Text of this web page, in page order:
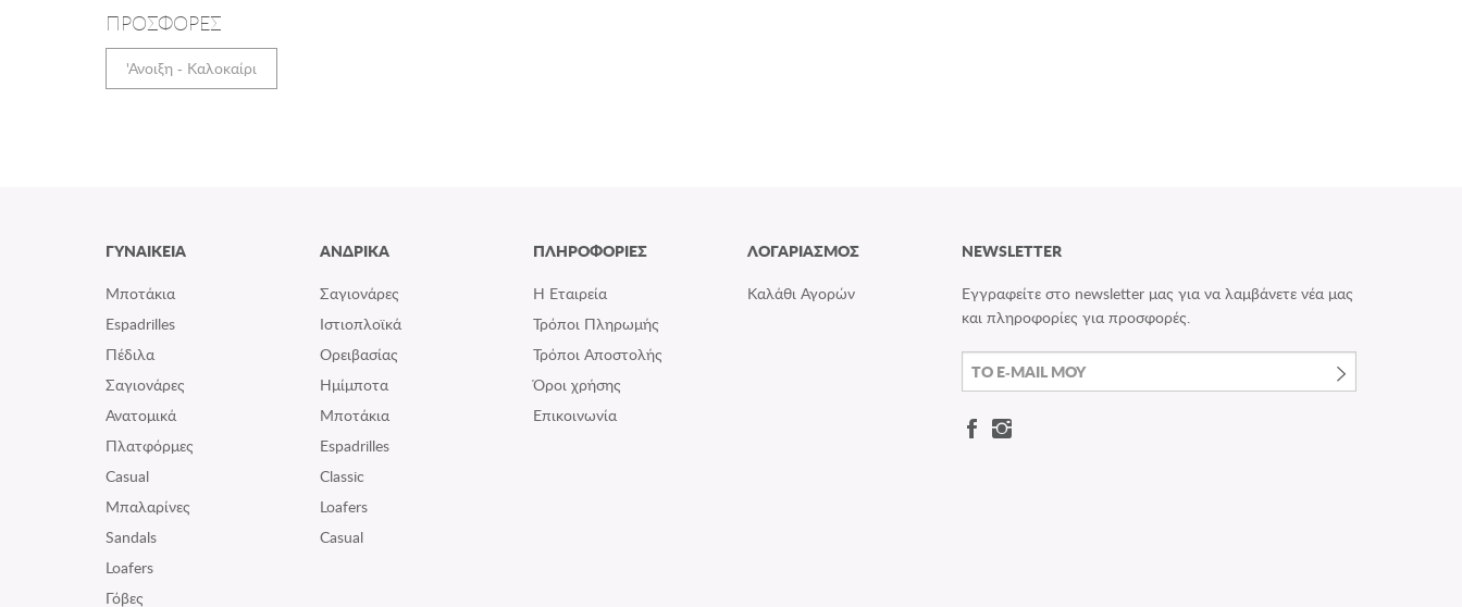
ΠΡΟΣΦΟΡΕΣ
'Ανοιξη - Καλοκαίρι
ΓΥΝΑΙΚΕΙΑ
Μποτάκια
Espadrilles
Πέδιλα
Σαγιονάρες
Ανατομικά
Πλατφόρμες
Casual
Μπαλαρίνες
Sandals
Loafers
Γόβες
ΑΝΔΡΙΚΑ
Σαγιονάρες
Ιστιοπλοϊκά
Ορειβασίας
Ημίμποτα
Μποτάκια
Espadrilles
Classic
Loafers
Casual
ΠΛΗΡΟΦΟΡΙΕΣ
Η Εταιρεία
Τρόποι Πληρωμής
Τρόποι Αποστολής
Όροι χρήσης
Επικοινωνία
ΛΟΓΑΡΙΑΣΜΟΣ
Καλάθι Αγορών
NEWSLETTER
Εγγραφείτε στο newsletter μας για να λαμβάνετε νέα μας
και πληροφορίες για προσφορές.